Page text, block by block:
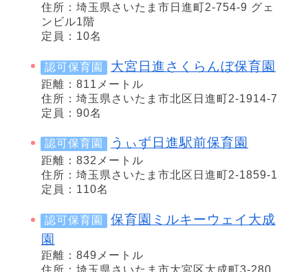
住所：埼玉県さいたま市日進町2-754-9 グェ
ンビル1階
定員：10名
認可保育園 大宮日進さくらんぼ保育園
距離：811メートル
住所：埼玉県さいたま市北区日進町2-1914-7
定員：90名
認可保育園 うぃず日進駅前保育園
距離：832メートル
住所：埼玉県さいたま市北区日進町2-1859-1
定員：110名
認可保育園
保育園ミルキーウェイ大成
園
距離：849メートル
住所：埼玉県さいたま市大宮区大成町3-280